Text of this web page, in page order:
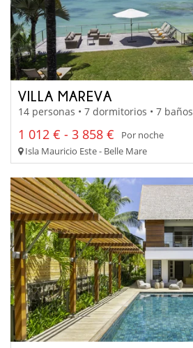
VILLA MAREVA
14 personas • 7 dormitorios • 7 baños
1 012 € - 3 858 €
Por noche
Isla Mauricio Este - Belle Mare